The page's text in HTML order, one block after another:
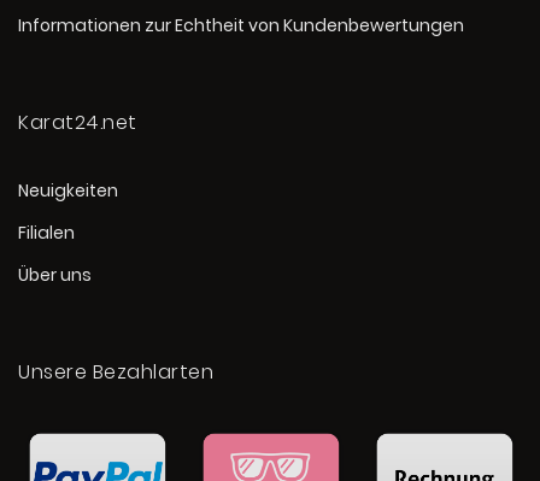
Informationen zur Echtheit von Kundenbewertungen
Karat24.net
Neuigkeiten
Filialen
Über uns
Unsere Bezahlarten